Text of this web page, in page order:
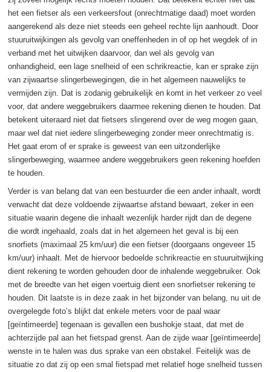
het een fietser als een verkeersfout (onrechtmatige daad) moet worden
aangerekend als deze niet steeds een geheel rechte lijn aanhoudt. Door
stuuruitwijkingen als gevolg van oneffenheden in of op het wegdek of in
verband met het uitwijken daarvoor, dan wel als gevolg van
onhandigheid, een lage snelheid of een schrikreactie, kan er sprake zijn
van zijwaartse slingerbewegingen, die in het algemeen nauwelijks te
vermijden zijn. Dat is zodanig gebruikelijk en komt in het verkeer zo veel
voor, dat andere weggebruikers daarmee rekening dienen te houden. Dat
betekent uiteraard niet dat fietsers slingerend over de weg mogen gaan,
maar wel dat niet iedere slingerbeweging zonder meer onrechtmatig is.
Het gaat erom of er sprake is geweest van een uitzonderlijke
slingerbeweging, waarmee andere weggebruikers geen rekening hoefden
te houden.
Verder is van belang dat van een bestuurder die een ander inhaalt, wordt
verwacht dat deze voldoende zijwaartse afstand bewaart, zeker in een
situatie waarin degene die inhaalt wezenlijk harder rijdt dan de degene
die wordt ingehaald, zoals dat in het algemeen het geval is bij een
snorfiets (maximaal 25 km/uur) die een fietser (doorgaans ongeveer 15
km/uur) inhaalt. Met de hiervoor bedoelde schrikreactie en stuuruitwijking
dient rekening te worden gehouden door de inhalende weggebruiker. Ook
met de breedte van het eigen voertuig dient een snorfietser rekening te
houden. Dit laatste is in deze zaak in het bijzonder van belang, nu uit de
overgelegde foto’s blijkt dat enkele meters voor de paal waar
[geïntimeerde] tegenaan is gevallen een bushokje staat, dat met de
achterzijde pal aan het fietspad grenst. Aan de zijde waar [geïntimeerde]
wenste in te halen was dus sprake van een obstakel. Feitelijk was de
situatie zo dat zij op een smal fietspad met relatief hoge snelheid tussen